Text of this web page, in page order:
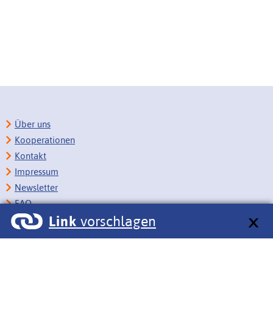
Link vorschlagen
Über uns
Kooperationen
Kontakt
Impressum
Newsletter
FAQ
Copyright